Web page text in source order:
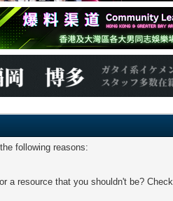
following reasons:
resource that you shouldn't be?